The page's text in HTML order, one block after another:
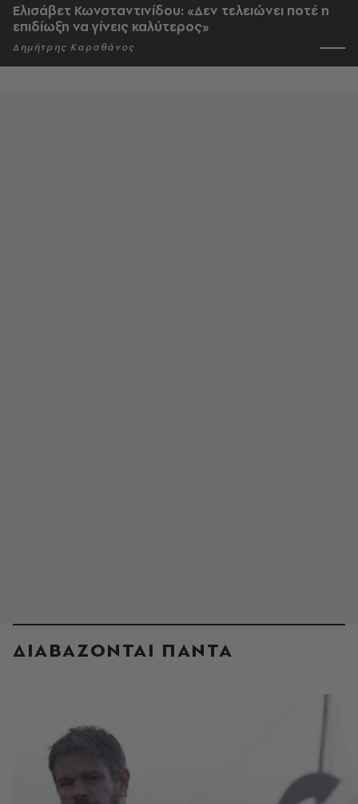
Ελισάβετ Κωνσταντινίδου: «Δεν τελειώνει ποτέ η
επιδίωξη να γίνεις καλύτερος»
Δημήτρης Καραθάνος
ΔΙΑΒΑΖΟΝΤΑΙ ΠΑΝΤΑ